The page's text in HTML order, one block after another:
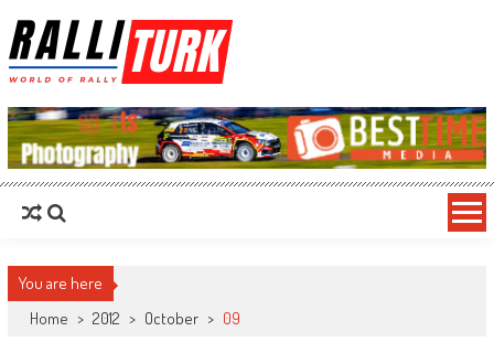
RalliTurk
You are here
Home > 2012 > October > 09